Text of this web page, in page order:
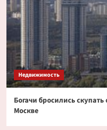
Недвижимость
Богачи бросились
Москве